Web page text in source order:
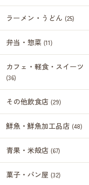
ラーメン・うどん (25)
弁当・惣菜 (11)
カフェ・軽食・スイーツ
(36)
その他飲食店 (29)
鮮魚・鮮魚加工品店 (48)
青果・米殻店 (67)
菓子・パン屋 (32)